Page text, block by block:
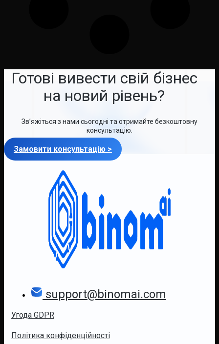
Готові вивести свій бізнес
на новий рівень?
Зв’яжіться з нами сьогодні та отримайте безкоштовну
консультацію.
Замовити консультацію >
support@binomai.com
Угода GDPR
Політика конфіденційності